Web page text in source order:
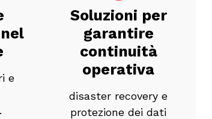
e
Soluzioni per
garantire
continuità
operativa
disaster recovery e
protezione dei dati